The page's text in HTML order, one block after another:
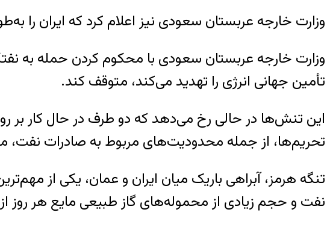
وزارت خارجه عربستان سعودی نیز اعلام کرد که ایران را
وزارت خارجه عربستان سعودی با محکوم کردن حمله به
تأمین جهانی انرژی را تهدید می‌کند، متوقف کند.
این تنش‌ها در حالی رخ می‌دهد که دو طرف در حال کار بر
تحریم‌ها، از جمله محدودیت‌های مربوط به صادرات
تنگه هرمز، آبراهی باریک میان ایران و عمان، یکی از
نفت و حجم زیادی از محموله‌های گاز طبیعی مایع هر روز